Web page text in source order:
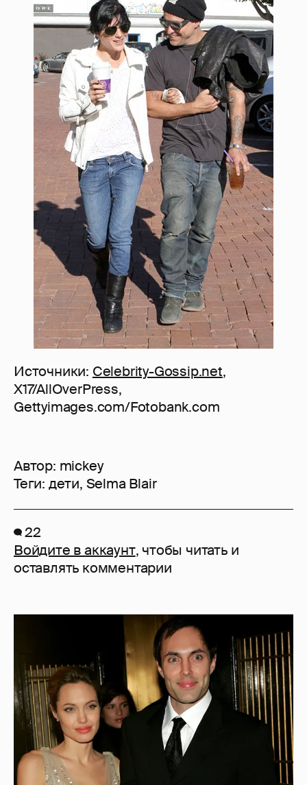
Источники: Celebrity-Gossip.net,
X17/AllOverPress,
Gettyimages.com/Fotobank.com
Автор: mickey
Теги: дети, Selma Blair
22
Войдите в аккаунт, чтобы читать и
оставлять комментарии